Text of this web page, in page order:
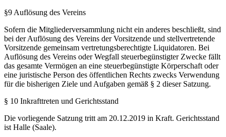
§9 Auflösung des Vereins
Sofern die Mitgliederversammlung nicht ein anderes beschließt, sind
bei der Auflösung des Vereins der Vorsitzende und stellvertretende
Vorsitzende gemeinsam vertretungsberechtigte Liquidatoren. Bei
Auflösung des Vereins oder Wegfall steuerbegünstigter Zwecke fällt
das gesamte Vermögen an eine steuerbegünstigte Körperschaft oder
eine juristische Person des öffentlichen Rechts zwecks Verwendung
für die bisherigen Ziele und Aufgaben gemäß § 2 dieser Satzung.
§ 10 Inkrafttreten und Gerichtsstand
Die vorliegende Satzung tritt am 20.12.2019 in Kraft. Gerichtsstand
ist Halle (Saale).